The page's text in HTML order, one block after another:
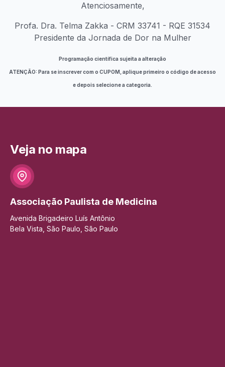
Atenciosamente,
Profa. Dra. Telma Zakka - CRM 33741 - RQE 31534
Presidente da Jornada de Dor na Mulher
Programação científica sujeita a alteração
ATENÇÃO: Para se inscrever com o CUPOM, aplique primeiro o código de acesso
e depois selecione a categoria.
Veja no mapa
Associação Paulista de Medicina
Avenida Brigadeiro Luís Antônio
Bela Vista, São Paulo, São Paulo